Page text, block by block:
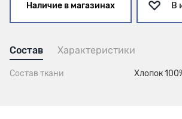
Наличие в магазинах В
Состав Характеристики
Состав ткани Хлопок